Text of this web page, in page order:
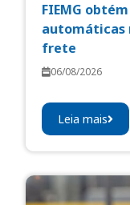
FIEMG
automáticas
frete
06/08/2026
Leia mais